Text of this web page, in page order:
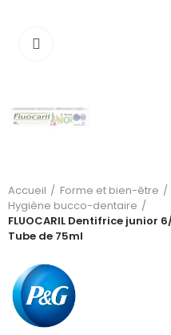
Accueil Forme et bien-être
Hygiène bucco-dentaire
FLUOCARIL Dentifrice junior
Tube de 75ml